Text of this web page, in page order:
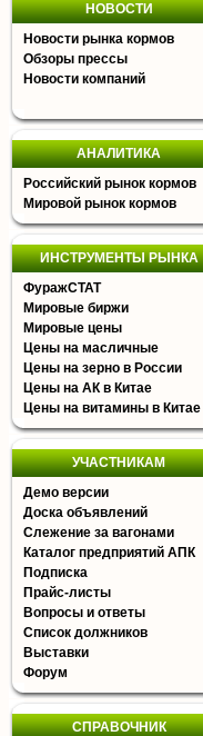
НОВОСТИ
Новости рынка кормов
Обзоры прессы
Новости компаний
АНАЛИТИКА
Российский рынок кормов
Мировой рынок кормов
ИНСТРУМЕНТЫ РЫНКА
ФуражСТАТ
Мировые биржи
Мировые цены
Цены на масличные
Цены на зерно в России
Цены на АК в Китае
Цены на витамины в Китае
УЧАСТНИКАМ
Демо версии
Доска объявлений
Слежение за вагонами
Каталог предприятий АПК
Подписка
Прайс-листы
Вопросы и ответы
Список должников
Выставки
Форум
СПРАВОЧНИК